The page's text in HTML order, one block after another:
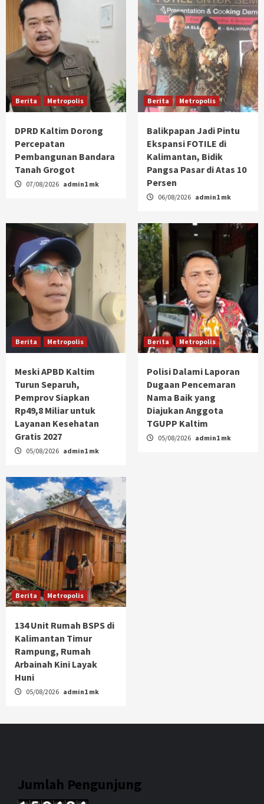
Berita Metropolis
DPRD Kaltim Dorong
Percepatan
Pembangunan Bandara
Tanah Grogot
07/08/2026 admin1 mk
Berita Metropolis
Balikpapan Jadi Pintu
Ekspansi FOTILE di
Kalimantan, Bidik
Pangsa Pasar di Atas 10
Persen
06/08/2026 admin1 mk
Berita Metropolis
Meski APBD Kaltim
Turun Separuh,
Pemprov Siapkan
Rp49,8 Miliar untuk
Layanan Kesehatan
Gratis 2027
05/08/2026 admin1 mk
Berita Metropolis
Polisi Dalami Laporan
Dugaan Pencemaran
Nama Baik yang
Diajukan Anggota
TGUPP Kaltim
05/08/2026 admin1 mk
Berita Metropolis
134 Unit Rumah BSPS di
Kalimantan Timur
Rampung, Rumah
Arbainah Kini Layak
Huni
05/08/2026 admin1 mk
Jumlah Pengunjung